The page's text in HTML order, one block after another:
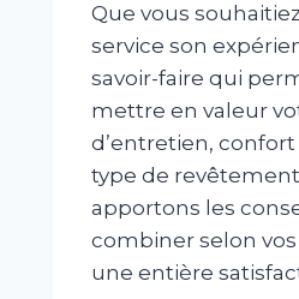
Que vous
service son
savoir-faire qui
mettre en valeur
d’entretien,
type de
apportons les
combiner selon
une entière